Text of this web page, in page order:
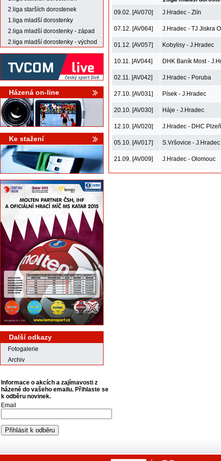
2.liga starších dorostenek
1.liga mladší dorostenky
2.liga mladší dorostenky - západ
2.liga mladší dorostenky - východ
Házená on-line
Ke stažení
Další odkazy
Fotogalerie
Archiv
Informace o akcích a zajímavosti z
házené do vašeho emailu. Přihlaste se
k odběru novinek.
Email
09.02. [AV070]
J.Hradec - Zlín
07.12. [AV064] J.Hradec - TJ Jiskra
01.12. [AV057] Kobylisy - J.Hradec
10.11. [AV044] DHK Baník Most -
02.11. [AV042] J.Hradec - Poruba
27.10. [AV031] Písek - J.Hradec
20.10. [AV030] Háje - J.Hradec
12.10. [AV020] J.Hradec - DHC Plzeň
05.10. [AV017] S.Vršovice - J.Hradec
21.09. [AV009] J.Hradec - Olomouc